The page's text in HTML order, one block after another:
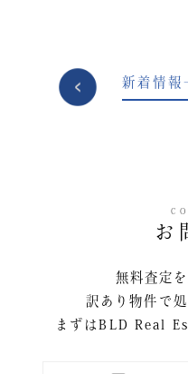
投
稿
新着情報
お
無料査定
訳あり物件で
まずはBLD Real